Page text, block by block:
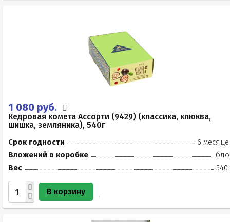
1 080 руб.
Кедровая комета Ассорти (9429) (классика, клюква,
шишка, земляника), 540г
Срок годности
6
Вложений в коробке
Вес
540
В корзину